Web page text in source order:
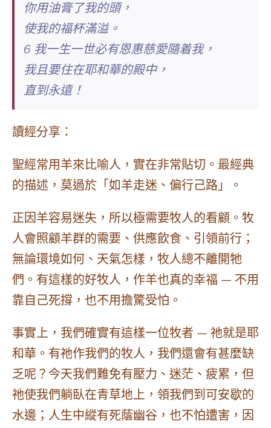
你用油膏了我的頭，
使我的福杯滿溢。
6 我一生一世必有恩惠慈愛隨着我，
我且要住在耶和華的殿中，
直到永遠！
讀經分享：
聖經常用羊來比喻人，實在非常貼切。最經典
的描述，莫過於「如羊走迷、偏行己路」。
正因羊容易迷失，所以極需要牧人的看顧。牧
人會照顧羊群的需要、供應飲食、引領前行；
無論環境如何、天氣怎樣，牧人總不離開牠
們。有這樣的好牧人，作羊也真的幸福 — 不用
靠自己死撐，也不用擔驚受怕。
事實上，我們確實有這樣一位牧者 — 祂就是耶
和華。有祂作我們的牧人，我們還會有甚麼缺
乏呢？今天我們難免有壓力、迷茫、疲累，但
祂使我們躺臥在青草地上，領我們到可安歇的
水邊；人生中縱有死蔭幽谷，也不怕遭害，因